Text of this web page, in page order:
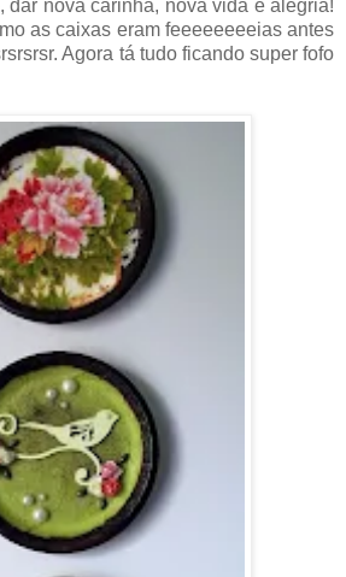
dar nova carinha, nova vida e alegria!
as caixas eram feeeeeeeeias antes
Agora tá tudo ficando super fofo